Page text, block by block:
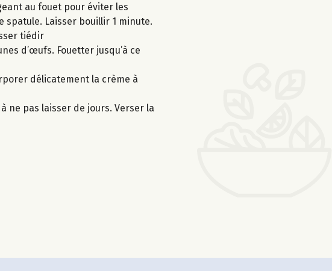
au fouet pour éviter les
spatule. Laisser bouillir 1 minute.
tiédir
d’œufs. Fouetter jusqu’à ce
délicatement la crème à
ne pas laisser de jours. Verser la